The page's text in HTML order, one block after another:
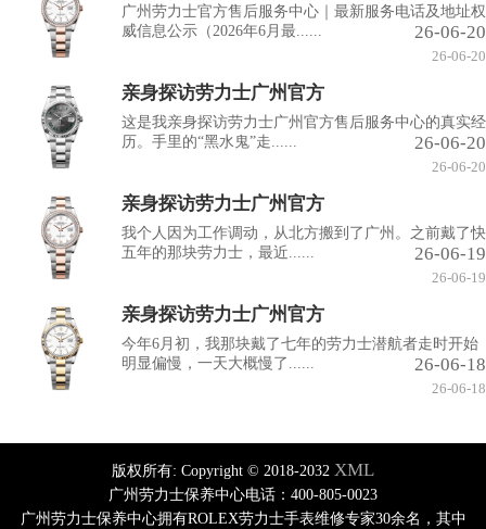
广州劳力士官方售后服务中心｜最新服务电话及地址权
威信息公示（2026年6月最......
26-06-20
26-06-20
亲身探访劳力士广州官方
这是我亲身探访劳力士广州官方售后服务中心的真实经
历。手里的“黑水鬼”走......
26-06-20
26-06-20
亲身探访劳力士广州官方
我个人因为工作调动，从北方搬到了广州。之前戴了快
五年的那块劳力士，最近......
26-06-19
26-06-19
亲身探访劳力士广州官方
今年6月初，我那块戴了七年的劳力士潜航者走时开始
明显偏慢，一天大概慢了......
26-06-18
26-06-18
版权所有: Copyright © 2018-2032 XML
广州劳力士保养中心电话：400-805-0023
广州劳力士保养中心拥有ROLEX劳力士手表维修专家30余名，其中